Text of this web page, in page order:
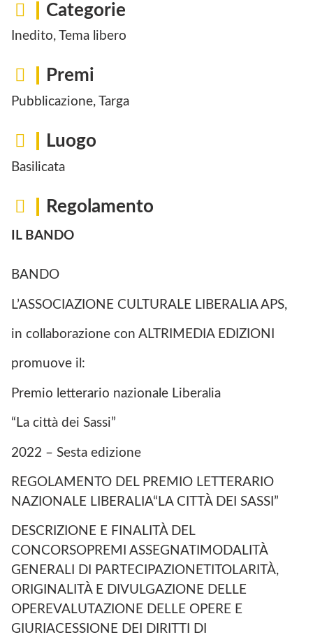
Categorie
Inedito, Tema libero
Premi
Pubblicazione, Targa
Luogo
Basilicata
Regolamento
IL BANDO
BANDO
L’ASSOCIAZIONE CULTURALE LIBERALIA APS,
in collaborazione con ALTRIMEDIA EDIZIONI
promuove il:
Premio letterario nazionale Liberalia
“La città dei Sassi”
2022 – Sesta edizione
REGOLAMENTO DEL PREMIO LETTERARIO
NAZIONALE LIBERALIA“LA CITTÀ DEI SASSI”
DESCRIZIONE E FINALITÀ DEL
CONCORSOPREMI ASSEGNATIMODALITÀ
GENERALI DI PARTECIPAZIONETITOLARITÀ,
ORIGINALITÀ E DIVULGAZIONE DELLE
OPEREVALUTAZIONE DELLE OPERE E
GIURIACESSIONE DEI DIRITTI DI